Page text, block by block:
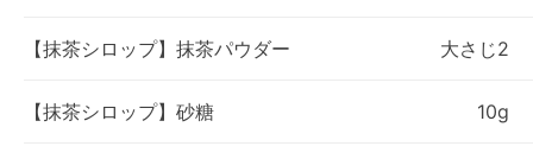
【抹茶シロップ】抹茶パウダー 大さじ2
【抹茶シロップ】砂糖 10g